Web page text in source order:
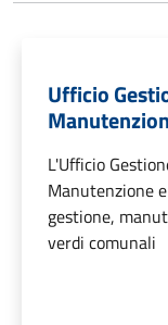
Ufficio
L'Ufficio
Manutenzione
gestione,
verdi comunali